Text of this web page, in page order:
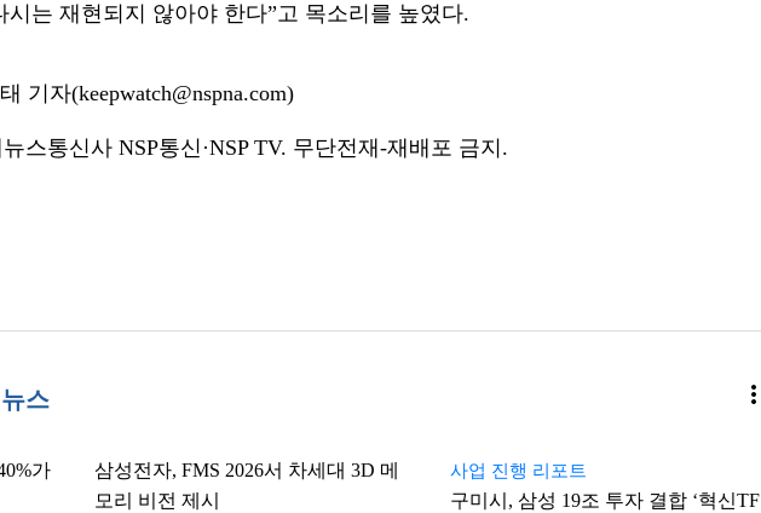
시는 재현되지 않아야 한다”고 목소리를 높였다.
기자(keepwatch@nspna.com)
스통신사 NSP통신·NSP TV. 무단전재-재배포 금지.
스 more_vert
가
삼성전자, FMS 2026서 차세대 3D 메
모리 비전 제시
사업 진행 리포트
구미시, 삼성 19조 투자 결합 ‘혁신TF